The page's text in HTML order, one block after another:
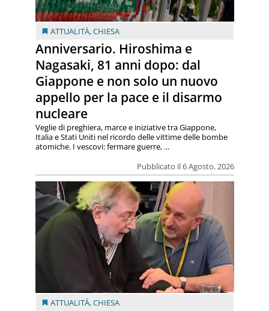
ATTUALITÀ,CHIESA
Anniversario. Hiroshima e
Nagasaki, 81 anni dopo: dal
Giappone e non solo un nuovo
appello per la pace e il disarmo
nucleare
Pubblicato il 6 Agosto, 2026
Veglie di preghiera, marce e iniziative tra Giappone,
Italia e Stati Uniti nel ricordo delle vittime delle bombe
atomiche. I vescovi: fermare guerre, ...
ATTUALITÀ,CHIESA